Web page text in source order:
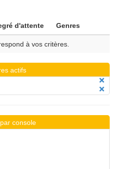
d'attente Genres
à vos critères.
actifs
console